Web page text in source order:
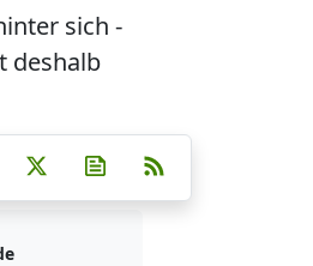
sich -
deshalb
auf Facebook
Teilen auf Whatsapp
Teilen auf Telegram
Pinterest
E-Mail teilen
Post auf XNewsletter